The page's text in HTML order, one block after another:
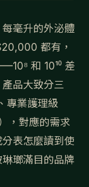
毫升的外泌體
都有，
和 10¹⁰ 差
品大致分三
專業護理級
，對應的需求
表怎麼讀到使
瑯滿目的品牌